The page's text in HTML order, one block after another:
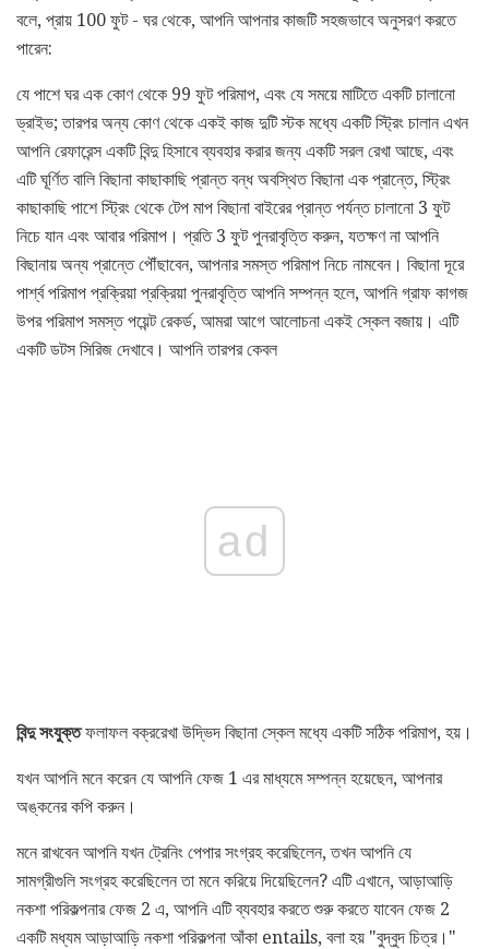
বলে, প্রায় 100 ফুট - ঘর থেকে, আপনি আপনার কাজটি সহজভাবে অনুসরণ করতে
পারেন:
যে পাশে ঘর এক কোণ থেকে 99 ফুট পরিমাপ, এবং যে সময়ে মাটিতে একটি চালানো
ড্রাইভ; তারপর অন্য কোণ থেকে একই কাজ দুটি স্টক মধ্যে একটি স্ট্রিং চালান এখন
আপনি রেফারেন্স একটি বিন্দু হিসাবে ব্যবহার করার জন্য একটি সরল রেখা আছে, এবং
এটি ঘূর্ণিত বালি বিছানা কাছাকাছি প্রান্ত বন্ধ অবস্থিত বিছানা এক প্রান্তে, স্ট্রিং
কাছাকাছি পাশে স্ট্রিং থেকে টেপ মাপ বিছানা বাইরের প্রান্ত পর্যন্ত চালানো 3 ফুট
নিচে যান এবং আবার পরিমাপ। প্রতি 3 ফুট পুনরাবৃত্তি করুন, যতক্ষণ না আপনি
বিছানায় অন্য প্রান্তে পৌঁছাবেন, আপনার সমস্ত পরিমাপ নিচে নামবেন। বিছানা দূরে
পার্শ্ব পরিমাপ প্রক্রিয়া প্রক্রিয়া পুনরাবৃত্তি আপনি সম্পন্ন হলে, আপনি গ্রাফ কাগজ
উপর পরিমাপ সমস্ত পয়েন্ট রেকর্ড, আমরা আগে আলোচনা একই স্কেল বজায়। এটি
একটি ডটস সিরিজ দেখাবে। আপনি তারপর কেবল
ad
বিন্দু সংযুক্তফলাফল বক্ররেখা উদ্ভিদ বিছানা স্কেল মধ্যে একটি সঠিক পরিমাপ, হয়।
যখন আপনি মনে করেন যে আপনি ফেজ 1 এর মাধ্যমে সম্পন্ন হয়েছেন, আপনার
অঙ্কনের কপি করুন।
মনে রাখবেন আপনি যখন ট্রেনিং পেপার সংগ্রহ করেছিলেন, তখন আপনি যে
সামগ্রীগুলি সংগ্রহ করেছিলেন তা মনে করিয়ে দিয়েছিলেন? এটি এখানে, আড়াআড়ি
নকশা পরিকল্পনার ফেজ 2 এ, আপনি এটি ব্যবহার করতে শুরু করতে যাবেন ফেজ 2
একটি মধ্যম আড়াআড়ি নকশা পরিকল্পনা আঁকা entails, বলা হয় "বুদ্বুদ চিত্র।"